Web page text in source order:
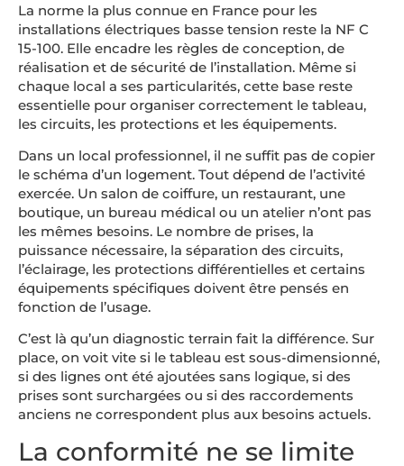
La norme la plus connue en France pour les
installations électriques basse tension reste la NF C
15-100. Elle encadre les règles de conception, de
réalisation et de sécurité de l’installation. Même si
chaque local a ses particularités, cette base reste
essentielle pour organiser correctement le tableau,
les circuits, les protections et les équipements.
Dans un local professionnel, il ne suffit pas de copier
le schéma d’un logement. Tout dépend de l’activité
exercée. Un salon de coiffure, un restaurant, une
boutique, un bureau médical ou un atelier n’ont pas
les mêmes besoins. Le nombre de prises, la
puissance nécessaire, la séparation des circuits,
l’éclairage, les protections différentielles et certains
équipements spécifiques doivent être pensés en
fonction de l’usage.
C’est là qu’un diagnostic terrain fait la différence. Sur
place, on voit vite si le tableau est sous-dimensionné,
si des lignes ont été ajoutées sans logique, si des
prises sont surchargées ou si des raccordements
anciens ne correspondent plus aux besoins actuels.
La conformité ne se limite